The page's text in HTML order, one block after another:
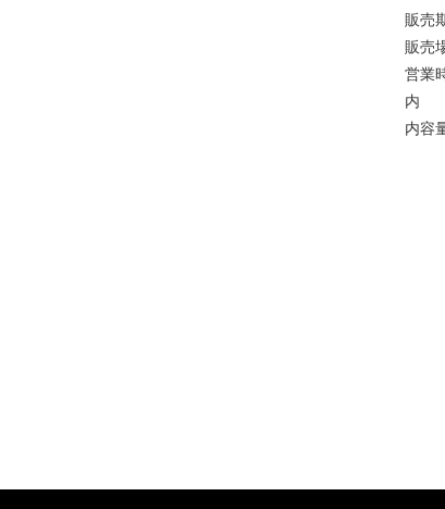
販売
販売
営業
内
内容